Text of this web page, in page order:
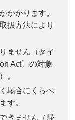
かかります。
扱方法により
ません（タイ
Act〕の対象
。
場合にくらべ
す。
きません（帰